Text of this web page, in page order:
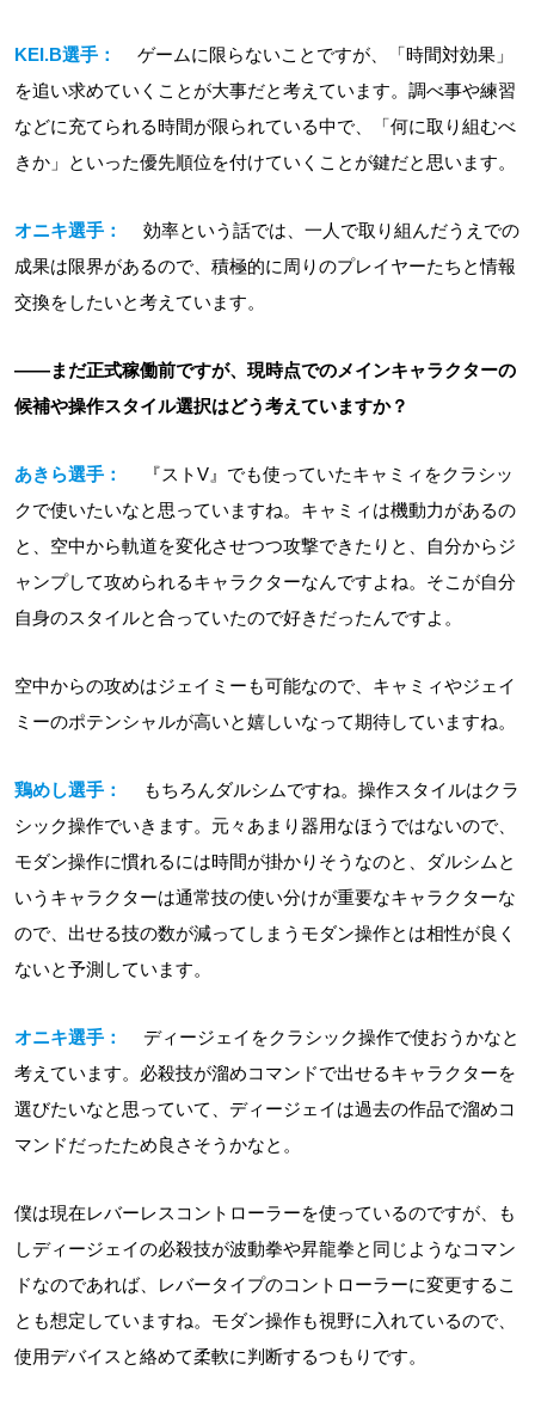
KEI.B選手：
ゲームに限らないことですが、「時間対効果」
を追い求めていくことが大事だと考えています。調べ事や練習
などに充てられる時間が限られている中で、「何に取り組むべ
きか」といった優先順位を付けていくことが鍵だと思います。
オニキ選手：
効率という話では、一人で取り組んだうえでの
成果は限界があるので、積極的に周りのプレイヤーたちと情報
交換をしたいと考えています。
――まだ正式稼働前ですが、現時点でのメインキャラクターの
候補や操作スタイル選択はどう考えていますか？
あきら選手：
『ストV』でも使っていたキャミィをクラシッ
クで使いたいなと思っていますね。キャミィは機動力があるの
と、空中から軌道を変化させつつ攻撃できたりと、自分からジ
ャンプして攻められるキャラクターなんですよね。そこが自分
自身のスタイルと合っていたので好きだったんですよ。
空中からの攻めはジェイミーも可能なので、キャミィやジェイ
ミーのポテンシャルが高いと嬉しいなって期待していますね。
鶏めし選手：
もちろんダルシムですね。操作スタイルはクラ
シック操作でいきます。元々あまり器用なほうではないので、
モダン操作に慣れるには時間が掛かりそうなのと、ダルシムと
いうキャラクターは通常技の使い分けが重要なキャラクターな
ので、出せる技の数が減ってしまうモダン操作とは相性が良く
ないと予測しています。
オニキ選手：
ディージェイをクラシック操作で使おうかなと
考えています。必殺技が溜めコマンドで出せるキャラクターを
選びたいなと思っていて、ディージェイは過去の作品で溜めコ
マンドだったため良さそうかなと。
僕は現在レバーレスコントローラーを使っているのですが、も
しディージェイの必殺技が波動拳や昇龍拳と同じようなコマン
ドなのであれば、レバータイプのコントローラーに変更するこ
とも想定していますね。モダン操作も視野に入れているので、
使用デバイスと絡めて柔軟に判断するつもりです。